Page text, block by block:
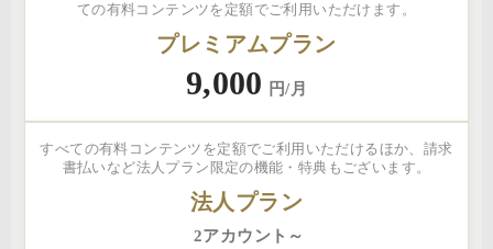
ての有料コンテンツを定額でご利用いただけます。
プレミアムプラン
9,000 円/月
すべての有料コンテンツを定額でご利用いただけるほか、請求
書払いなど法人プラン限定の機能・特典もございます。
法人プラン
2アカウント～